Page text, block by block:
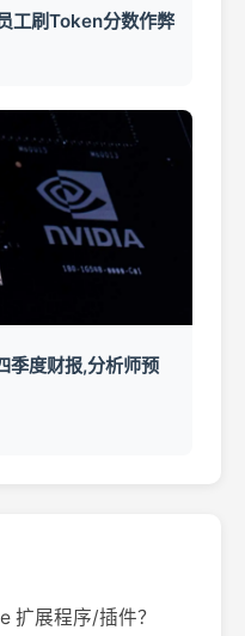
工刷Token分数作弊
季度财报,分析师预
扩展程序/插件？